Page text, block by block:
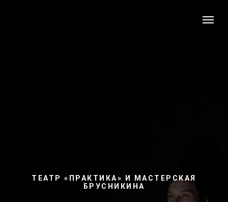
ТЕАТР «ПРАКТИКА» И МАСТЕРСКАЯ
БРУСНИКИНА